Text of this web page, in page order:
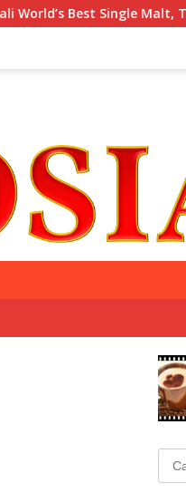
Single Malt, The